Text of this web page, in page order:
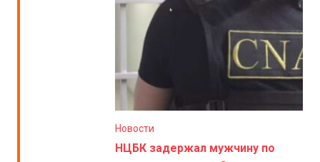
Новости
НЦБК задержал мужчину по